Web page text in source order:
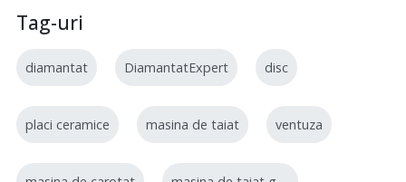
Tag-uri
diamantat DiamantatExpert disc
placi ceramice masina de taiat ventuza